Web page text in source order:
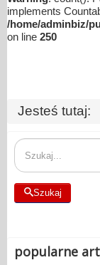
implements
/home/adminbiz/
on line 250
Jesteś tutaj:
Szukaj
popularne